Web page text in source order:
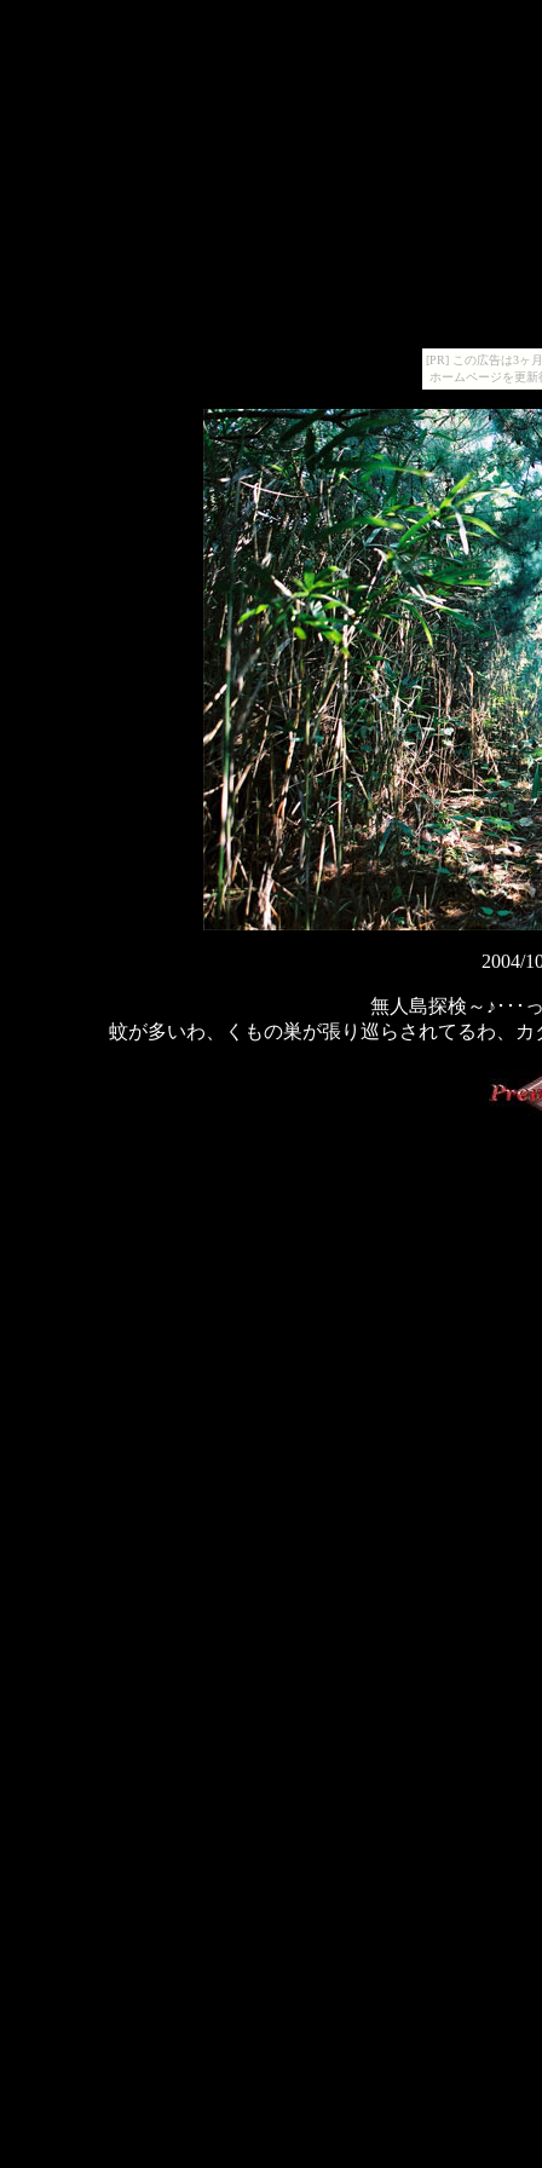
[PR] この広告は3ヶ
ホームページを更
2004/
無人島探検～♪･･･
蚊が多いわ、くもの巣が張り巡らされてるわ、